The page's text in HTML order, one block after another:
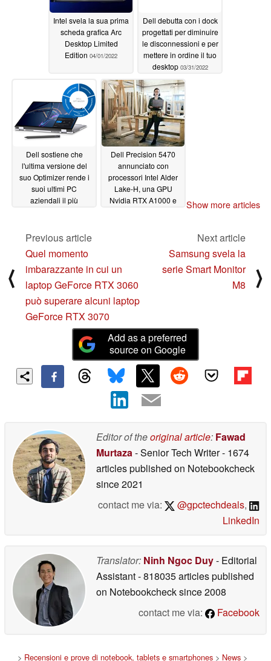
Intel svela la sua prima
scheda grafica Arc
Desktop Limited
Edition 04/01/2022
Dell debutta con i dock
progettati per diminuire
le disconnessioni e per
mettere in ordine il tuo
desktop 03/31/2022
Dell sostiene che
l'ultima versione del
suo Optimizer rende i
suoi ultimi PC
aziendali il più
Dell Precision 5470
annunciato con
processori Intel Alder
Lake-H, una GPU
Nvidia RTX A1000 e
Show more articles
⟨
Previous article
Quel momento
imbarazzante in cui un
laptop GeForce RTX 3060
può superare alcuni laptop
GeForce RTX 3070
Next article
Samsung svela la
serie Smart Monitor
M8
⟩
Add as a preferred
source on Google
Editor of theoriginal article: Fawad
Murtaza- Senior Tech Writer- 1674
articles published on Notebookcheck
since 2021
contact me via:
@gpctechdeals,
LinkedIn
Translator: Ninh Ngoc Duy- Editorial
Assistant- 818035 articles published
on Notebookchecksince 2008
contact me via:
Facebook
> Recensioni e prove di notebook, tablets e smartphones > News >